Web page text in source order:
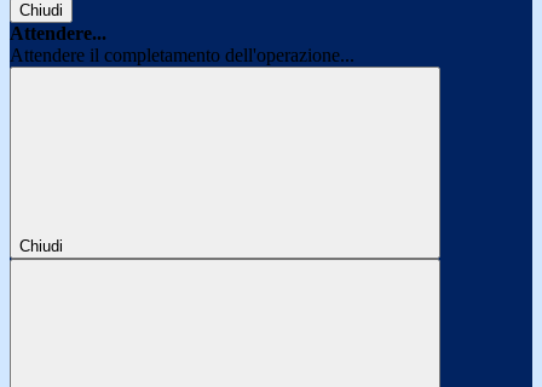
Chiudi
Attendere...
Attendere il completamento dell'operazione...
Chiudi